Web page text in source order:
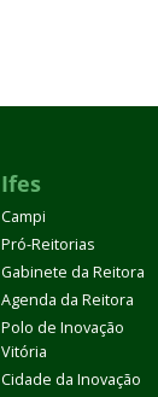
Ifes
Campi
Pró-Reitorias
Gabinete da Reitora
Agenda da Reitora
Polo de Inovação
Vitória
Cidade da Inovação